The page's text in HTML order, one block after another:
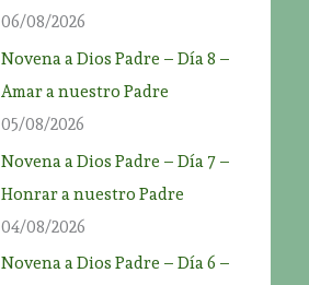
06/08/2026
Novena a Dios Padre – Día 8 –
Amar a nuestro Padre
05/08/2026
Novena a Dios Padre – Día 7 –
Honrar a nuestro Padre
04/08/2026
Novena a Dios Padre – Día 6 –